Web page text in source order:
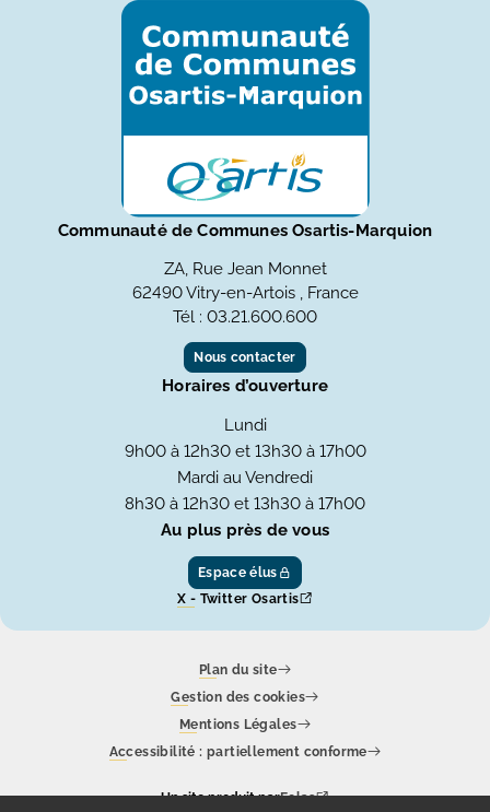
Communauté de Communes Osartis-Marquion
ZA, Rue Jean Monnet
62490 Vitry-en-Artois , France
Tél : 03.21.600.600
Nous contacter
Horaires d’ouverture
Lundi
9h00 à 12h30 et 13h30 à 17h00
Mardi au Vendredi
8h30 à 12h30 et 13h30 à 17h00
Au plus près de vous
Espace élus
X - Twitter Osartis
Plan du site
Gestion des cookies
Mentions Légales
Accessibilité : partiellement conforme
Un site produit parEolas